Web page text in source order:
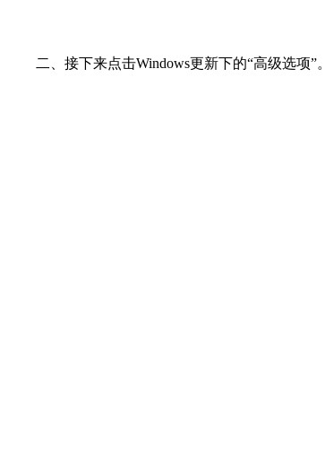
二、接下来点击Windows更新下的“高级选项”。